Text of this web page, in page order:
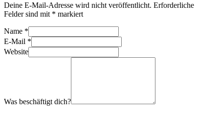
Deine E-Mail-Adresse wird nicht veröffentlicht. Erforderliche
Felder sind mit * markiert
Name *
E-Mail *
Website
Was beschäftigt dich?